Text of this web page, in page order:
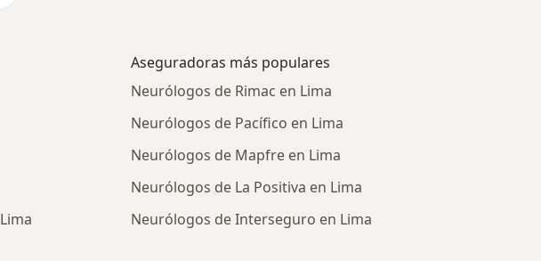
Aseguradoras más populares
Neurólogos de Rimac en Lima
Neurólogos de Pacífico en Lima
Neurólogos de Mapfre en Lima
Neurólogos de La Positiva en Lima
Neurólogos de Interseguro en Lima